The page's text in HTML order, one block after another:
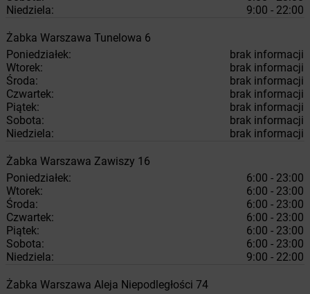
Niedziela:
9:00 - 22:00
Żabka Warszawa Tunelowa 6
Poniedziałek:
brak informacji
Wtorek:
brak informacji
Środa:
brak informacji
Czwartek:
brak informacji
Piątek:
brak informacji
Sobota:
brak informacji
Niedziela:
brak informacji
Żabka Warszawa Zawiszy 16
Poniedziałek:
6:00 - 23:00
Wtorek:
6:00 - 23:00
Środa:
6:00 - 23:00
Czwartek:
6:00 - 23:00
Piątek:
6:00 - 23:00
Sobota:
6:00 - 23:00
Niedziela:
9:00 - 22:00
Żabka Warszawa Aleja Niepodległości 74